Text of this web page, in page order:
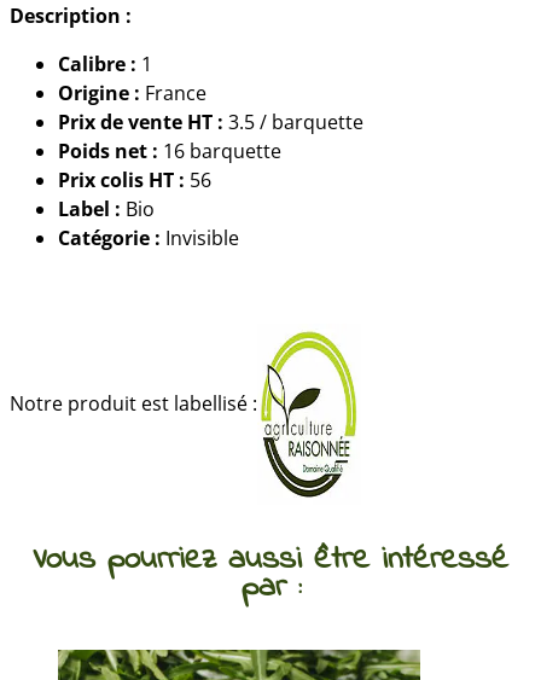
Description :
Calibre : 1
Origine : France
Prix de vente HT : 3.5 / barquette
Poids net : 16 barquette
Prix colis HT : 56
Label : Bio
Catégorie : Invisible
Notre produit est labellisé :
Vous pourriez aussi être intéressé
par :